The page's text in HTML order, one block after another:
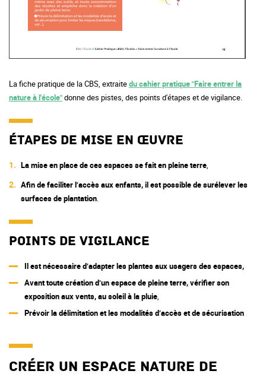
La fiche pratique de la CBS, extraitedu cahier pratique "Faire entrer la
nature à l'école"donne des pistes, des points d'étapes et de vigilance.
Étapes de mise en œuvre
La mise en place de ces espaces se fait en pleine terre,
Afin de faciliter l’accès aux enfants, il est possible de surélever les
surfaces de plantation.
Points de vigilance
Il est nécessaire d’adapter les plantes aux usagers des espaces,
Avant toute création d’un espace de pleine terre, vérifier son
exposition aux vents, au soleil à la pluie,
Prévoir la délimitation et les modalités d’accès et de sécurisation
Créer un espace nature de